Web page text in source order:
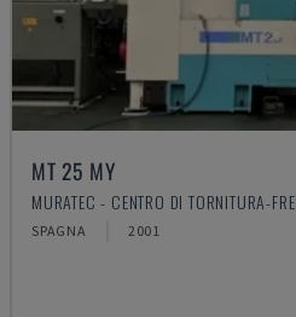
MT 25 MY
MURATEC - CENTRO DI TORNITURA-
SPAGNA 2001